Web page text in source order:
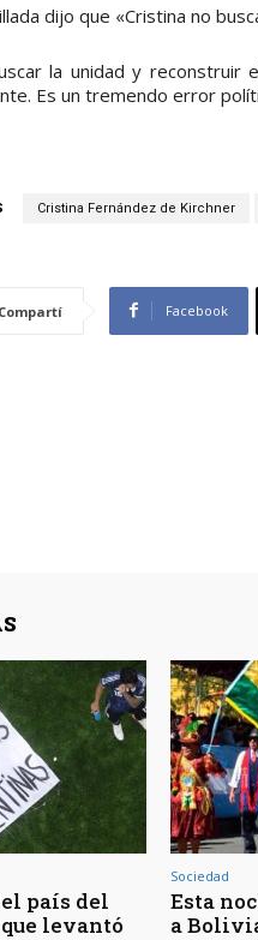
dijo que «Cristina no
la unidad y reconstruir
Es un tremendo error
Cristina Fernández de Kirchner
Compartí Facebook
país del
levantó
Sociedad
Esta
a